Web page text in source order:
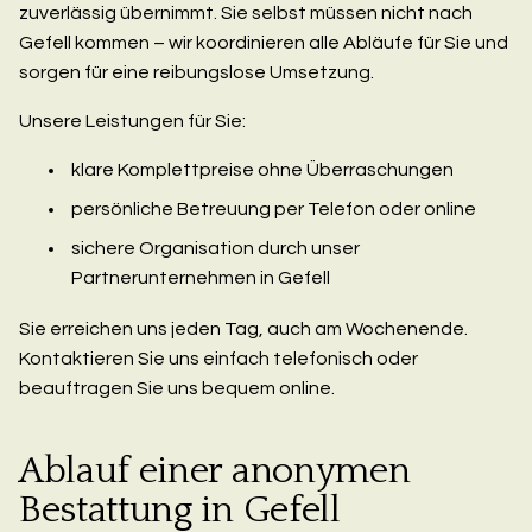
zuverlässig übernimmt. Sie selbst müssen nicht nach
Gefell kommen – wir koordinieren alle Abläufe für Sie und
sorgen für eine reibungslose Umsetzung.
Unsere Leistungen für Sie:
klare Komplettpreise ohne Überraschungen
persönliche Betreuung per Telefon oder online
sichere Organisation durch unser
Partnerunternehmen in Gefell
Sie erreichen uns jeden Tag, auch am Wochenende.
Kontaktieren Sie uns einfach telefonisch oder
beauftragen Sie uns bequem online.
Ablauf einer anonymen
Bestattung in Gefell